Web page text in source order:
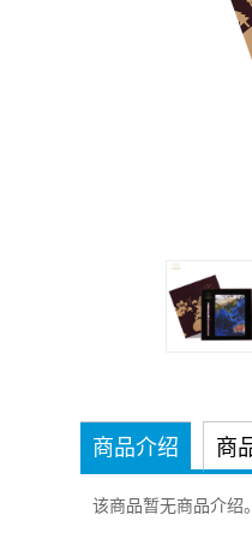
商品介绍 商
该商品暂无商品介绍。